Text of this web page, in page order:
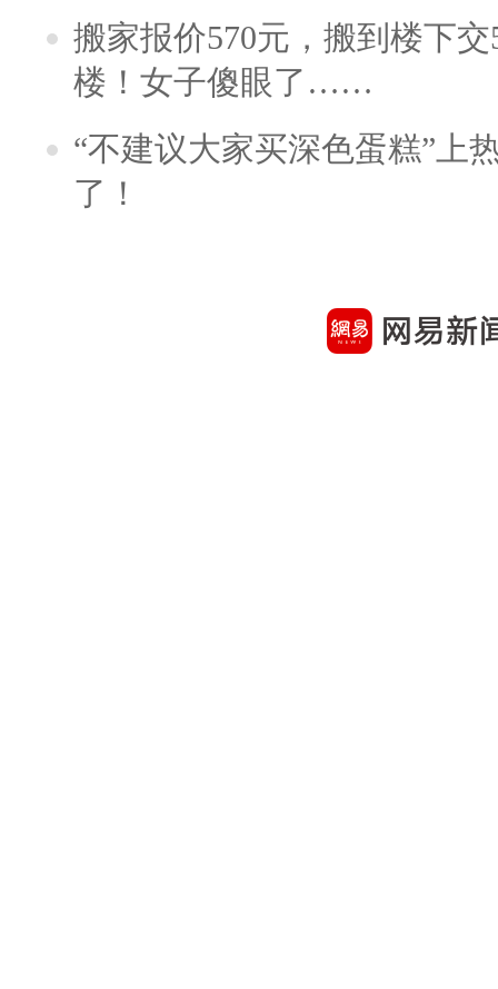
搬家报价570元，搬到楼下
楼！女子傻眼了……
“不建议大家买深色蛋糕”上
了！